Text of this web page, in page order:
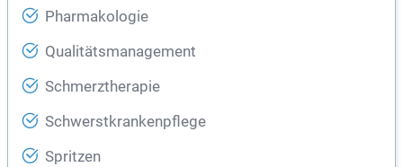
Pharmakologie
Qualitätsmanagement
Schmerztherapie
Schwerstkrankenpflege
Spritzen